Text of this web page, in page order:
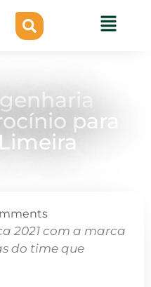
para
2021 com a marca
do time que